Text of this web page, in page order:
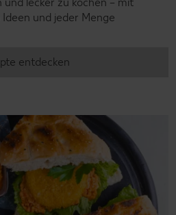
und lecker zu kochen – mit
und jeder Menge
entdecken